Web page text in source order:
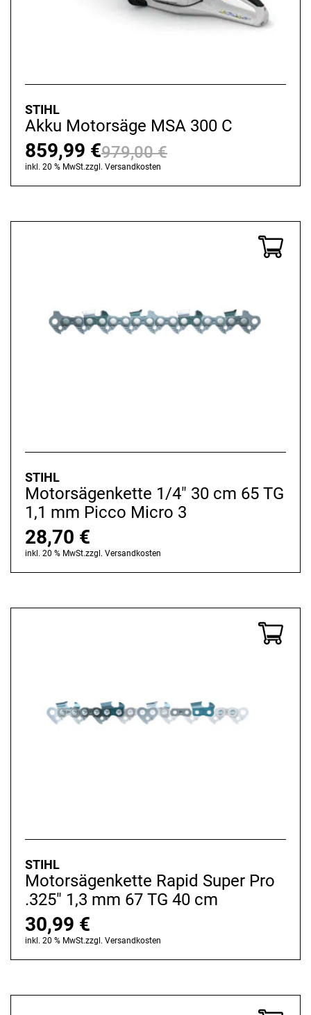
STIHL
Akku Motorsäge MSA 300 C
979,00€
war:
859,99 €
ist:
inkl. 20 % MwSt.zzgl. Versandkosten
STIHL
Motorsägenkette 1/4" 30 cm 65 TG
1,1 mm Picco Micro 3
28,70 €
inkl. 20 % MwSt.zzgl. Versandkosten
STIHL
Motorsägenkette Rapid Super Pro
.325" 1,3 mm 67 TG 40 cm
30,99 €
inkl. 20 % MwSt.zzgl. Versandkosten